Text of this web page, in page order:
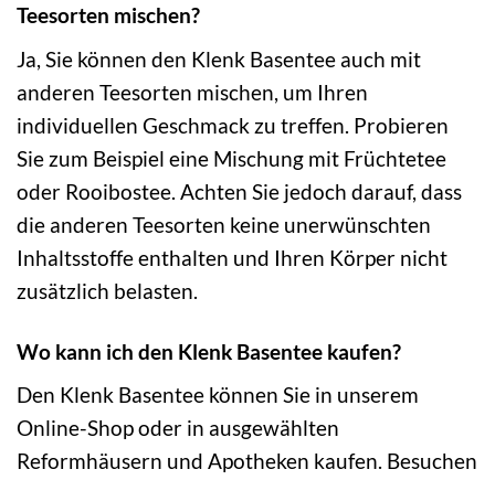
Teesorten mischen?
Ja, Sie können den Klenk Basentee auch mit
anderen Teesorten mischen, um Ihren
individuellen Geschmack zu treffen. Probieren
Sie zum Beispiel eine Mischung mit Früchtetee
oder Rooibostee. Achten Sie jedoch darauf, dass
die anderen Teesorten keine unerwünschten
Inhaltsstoffe enthalten und Ihren Körper nicht
zusätzlich belasten.
Wo kann ich den Klenk Basentee kaufen?
Den Klenk Basentee können Sie in unserem
Online-Shop oder in ausgewählten
Reformhäusern und Apotheken kaufen. Besuchen